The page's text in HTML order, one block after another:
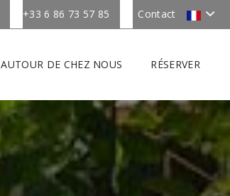
Contact
+33 6 86 73 57 85
AUTOUR DE CHEZ NOUS RÉSERVER